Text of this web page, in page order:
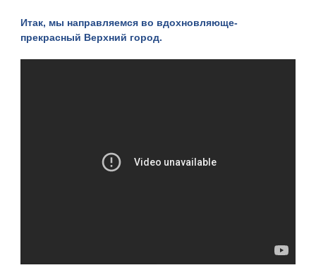
Итак, мы направляемся во вдохновляюще-
прекрасный Верхний город.